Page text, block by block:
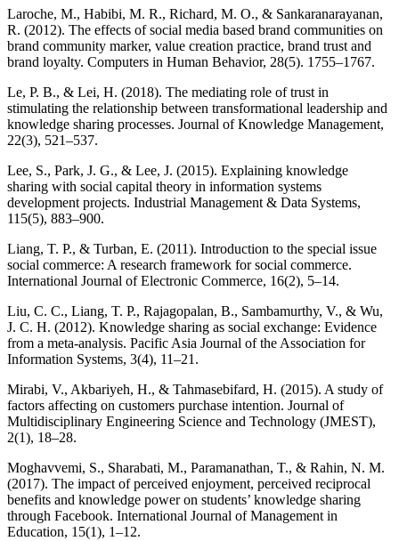
Laroche, M., Habibi, M. R., Richard, M. O., & Sankaranarayanan,
R. (2012). The effects of social media based brand communities on
brand community marker, value creation practice, brand trust and
brand loyalty. Computers in Human Behavior, 28(5). 1755–1767.
Le, P. B., & Lei, H. (2018). The mediating role of trust in
stimulating the relationship between transformational leadership and
knowledge sharing processes. Journal of Knowledge Management,
22(3), 521–537.
Lee, S., Park, J. G., & Lee, J. (2015). Explaining knowledge
sharing with social capital theory in information systems
development projects. Industrial Management & Data Systems,
115(5), 883–900.
Liang, T. P., & Turban, E. (2011). Introduction to the special issue
social commerce: A research framework for social commerce.
International Journal of Electronic Commerce, 16(2), 5–14.
Liu, C. C., Liang, T. P., Rajagopalan, B., Sambamurthy, V., & Wu,
J. C. H. (2012). Knowledge sharing as social exchange: Evidence
from a meta-analysis. Pacific Asia Journal of the Association for
Information Systems, 3(4), 11–21.
Mirabi, V., Akbariyeh, H., & Tahmasebifard, H. (2015). A study of
factors affecting on customers purchase intention. Journal of
Multidisciplinary Engineering Science and Technology (JMEST),
2(1), 18–28.
Moghavvemi, S., Sharabati, M., Paramanathan, T., & Rahin, N. M.
(2017). The impact of perceived enjoyment, perceived reciprocal
benefits and knowledge power on students’ knowledge sharing
through Facebook. International Journal of Management in
Education, 15(1), 1–12.